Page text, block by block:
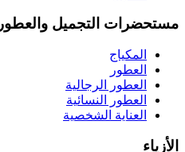
مستحضرات التجميل والعطور
المكياج
العطور
العطور الرجالية
العطور النسائية
العناية الشخصية
الأزياء